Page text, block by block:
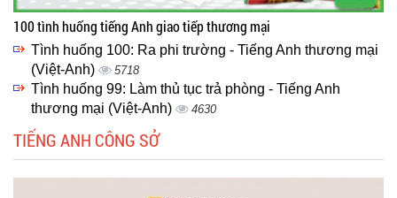
100 tình huống tiếng Anh giao tiếp thương mại
Tình huống 100: Ra phi trường - Tiếng Anh thương mại
(Việt-Anh)
5718
Tình huống 99: Làm thủ tục trả phòng - Tiếng Anh
thương mại (Việt-Anh)
4630
TIẾNG ANH CÔNG SỞ